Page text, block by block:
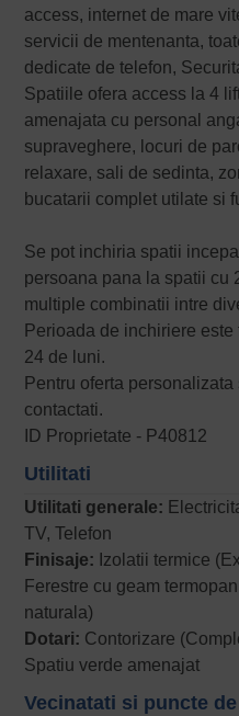
access, internet de mare
servicii de mentenanta,
dedicate de telefon,
Spatiile ofera access la 4
amenajata cu personal
supraveghere, locuri de
relaxare, sali de sedinta,
bucatarii complet utilate si
Se pot inchiria spatii
persoana pana la spatii cu
multiple combinatii intre
Perioada de inchiriere
24 de luni.
Pentru oferta
contactati.
ID Proprietate - P40812
Utilitati
Utilitati generale:
TV, Telefon
Finisaje: Izolatii termice
Ferestre cu geam
naturala)
Dotari: Contorizare
Spatiu verde amenajat
Vecinatati si puncte